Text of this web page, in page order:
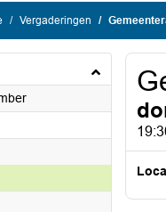
Vergaderingen
2026